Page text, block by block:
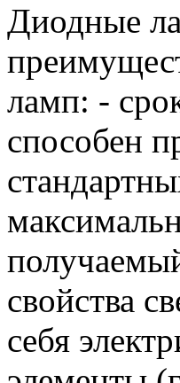
Диодные
ламп: -
способен
свойства
себя